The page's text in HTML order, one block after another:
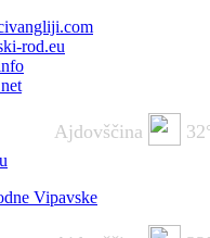
rod.eu
Ajdovščina
Vipavske